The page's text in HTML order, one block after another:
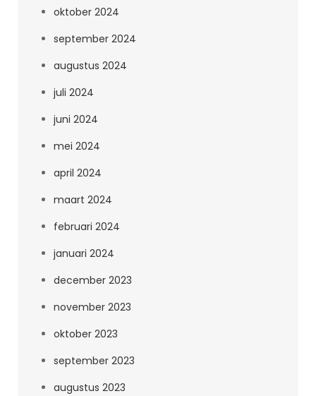
oktober 2024
september 2024
augustus 2024
juli 2024
juni 2024
mei 2024
april 2024
maart 2024
februari 2024
januari 2024
december 2023
november 2023
oktober 2023
september 2023
augustus 2023